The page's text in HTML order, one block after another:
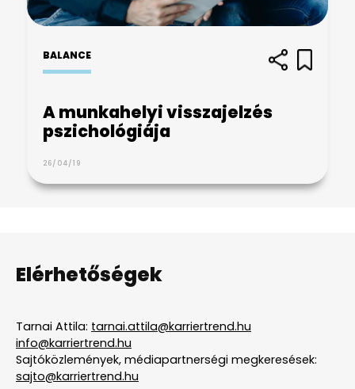
BALANCE
A munkahelyi visszajelzés
pszichológiája
26/04/19
Elérhetőségek
Tarnai Attila: tarnai.attila@karriertrend.hu
info@karriertrend.hu
Sajtóközlemények, médiapartnerségi megkeresések:
sajto@karriertrend.hu